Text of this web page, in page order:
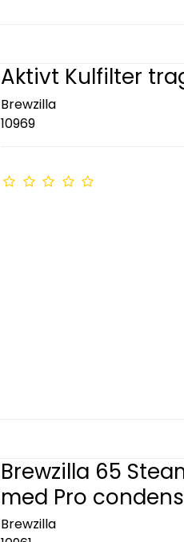
Aktivt Kulfilter
Brewzilla
10969
Brewzilla 65
med Pro
Brewzilla